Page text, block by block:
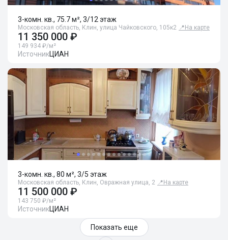
3-комн. кв., 75.7 м², 3/12 этаж
Московская область, Клин, улица Чайковского, 105к2 📍 На карте
11 350 000 ₽
149 934 ₽/м²
ИсточникЦИАН
3-комн. кв., 80 м², 3/5 этаж
Московская область, Клин, Овражная улица, 2 📍 На карте
11 500 000 ₽
143 750 ₽/м²
ИсточникЦИАН
Показать еще